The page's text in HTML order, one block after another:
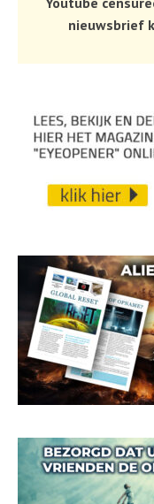
nieuwsbrief